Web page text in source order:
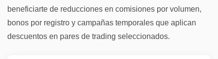
beneficiarte de reducciones en comisiones por volumen,
bonos por registro y campañas temporales que aplican
descuentos en pares de trading seleccionados.